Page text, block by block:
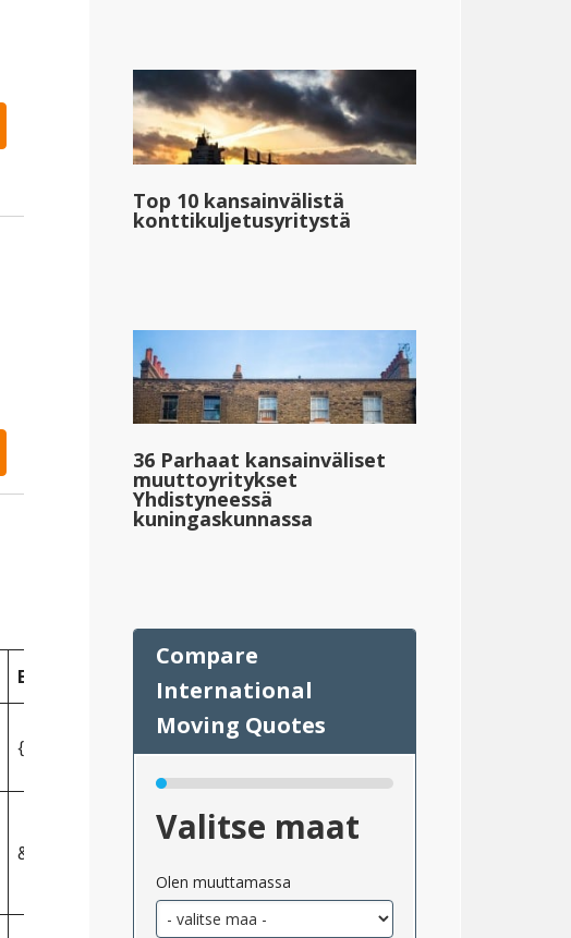
Etelä-Dakota
{{mpg_keskimääräinen_kiinteistövero_valtioittain_2}}
&dollar;296,811
Top 10 kansainvälistä
konttikuljetusyritystä
36 Parhaat kansainväliset
muuttoyritykset
Yhdistyneessä
kuningaskunnassa
Valitse maat
Olen muuttamassa